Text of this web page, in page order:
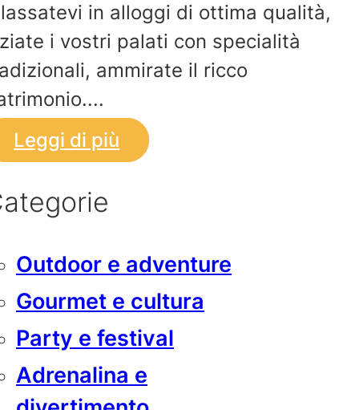
in alloggi di ottima qualità,
i vostri palati con specialità
ammirate il ricco
Leggi di più
Outdoor e adventure
Gourmet e cultura
Party e festival
Adrenalina e